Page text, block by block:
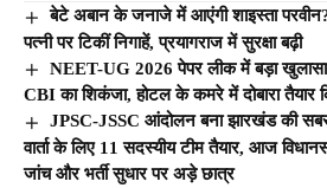
बेटे अबान के जनाजे में आएंगी शाइस्ता
पत्नी पर टिकीं निगाहें, प्रयागराज में सुरक्षा बढ़ी
NEET-UG 2026 पेपर लीक में बड़ा
CBI का शिकंजा, होटल के कमरे में दोबारा तैयार
JPSC-JSSC आंदोलन बना झारखंड की
वार्ता के लिए 11 सदस्यीय टीम तैयार, आज
जांच और भर्ती सुधार पर अड़े छात्र